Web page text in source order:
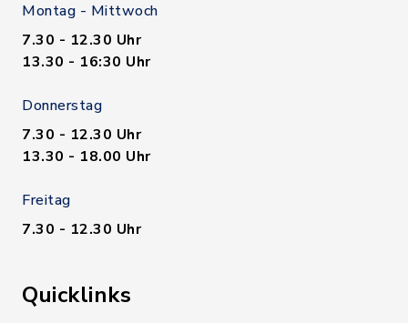
Montag - Mittwoch
7.30 - 12.30 Uhr
13.30 - 16:30 Uhr
Donnerstag
7.30 - 12.30 Uhr
13.30 - 18.00 Uhr
Freitag
7.30 - 12.30 Uhr
Quicklinks